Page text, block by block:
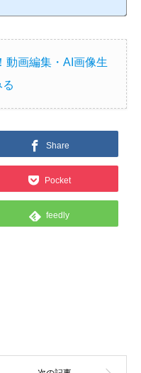
動画編集・AI画像生
Share
Pocket
feedly